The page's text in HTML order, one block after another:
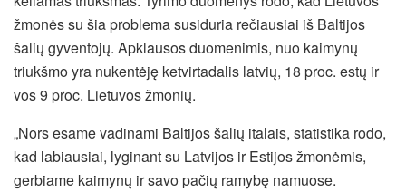
žmonės su šia problema susiduria rečiausiai iš Baltijos
šalių gyventojų. Apklausos duomenimis, nuo kaimynų
triukšmo yra nukentėję ketvirtadalis latvių, 18 proc. estų ir
vos 9 proc. Lietuvos žmonių.
„Nors esame vadinami Baltijos šalių italais, statistika rodo,
kad labiausiai, lyginant su Latvijos ir Estijos žmonėmis,
gerbiame kaimynų ir savo pačių ramybę namuose.